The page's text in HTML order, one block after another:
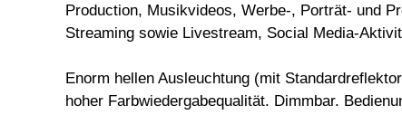
Production, Musikvideos, Werbe-, Porträt- und
Streaming sowie Livestream, Social Media-
Enorm hellen Ausleuchtung (mit
hoher Farbwiedergabequalität. Dimmbar.